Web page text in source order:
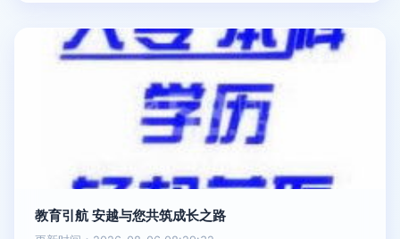
教育引航 安越与您共筑成长之路